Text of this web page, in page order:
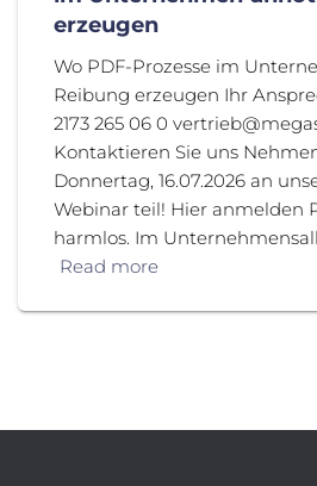
erzeugen
Wo PDF-Prozesse im
Reibung erzeugen Ihr
2173 265 06 0
Kontaktieren Sie uns
Donnertag, 16.07.2026 an
Webinar teil! Hier anmelden
harmlos. Im
Read more